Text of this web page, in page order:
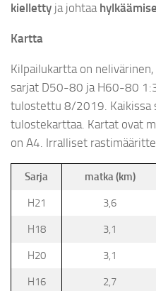
kielletty ja johtaa
Kartta
Kilpailukartta on
sarjat D50-80 ja H60-80
tulostettu 8/2019. Kaikissa
tulostekarttaa. Kartat ovat
on A4. Irralliset
Sarja matka (km)
H21 3,6
H18 3,1
H20 3,1
H16 2,7